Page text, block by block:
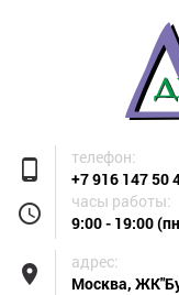
phone_android
телефон:
+7 916 147 50
access_time
часы работы:
9:00 - 19:00
place
адрес:
Москва,